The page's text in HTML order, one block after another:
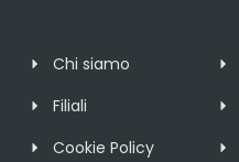
Chi siamo
Filiali
Cookie Policy